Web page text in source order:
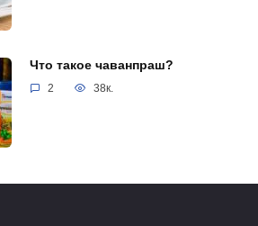
Что такое чаванпраш?
2 38к.